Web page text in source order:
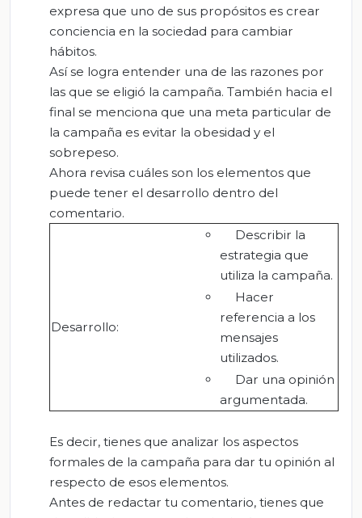
expresa que uno de sus propósitos es crear
conciencia en la sociedad para cambiar
hábitos.
Así se logra entender una de las razones por
las que se eligió la campaña. También hacia el
final se menciona que una meta particular de
la campaña es evitar la obesidad y el
sobrepeso.
Ahora revisa cuáles son los elementos que
puede tener el desarrollo dentro del
comentario.
Describir la
estrategia que
utiliza la campaña.
Desarrollo:
Hacer
referencia a los
mensajes
utilizados.
Dar una opinión
argumentada.
Es decir, tienes que analizar los aspectos
formales de la campaña para dar tu opinión al
respecto de esos elementos.
Antes de redactar tu comentario, tienes que